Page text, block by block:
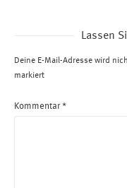
Lassen
Deine E-Mail-Adresse wird
markiert
Kommentar*